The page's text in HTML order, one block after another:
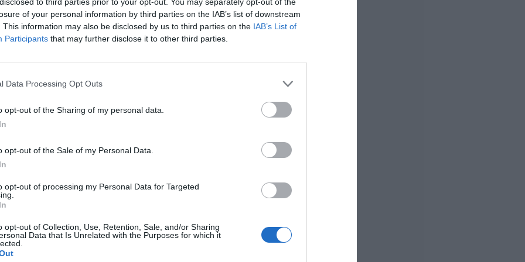
of your personal information by third parties on the IAB’s list of downstream
This information may also be disclosed by us to third parties on the IAB’s List of
Participants that may further disclose it to other third parties.
Data Processing Opt Outs
opt-out of the Sharing of my personal data.
opt-out of the Sale of my Personal Data.
opt-out of processing my Personal Data for Targeted
opt-out of Collection, Use, Retention, Sale, and/or Sharing
Data that Is Unrelated with the Purposes for which it
Talent Audiovisual
Valencianes-Sector Audiovisual, que
participació. La convocatòria ha
estudiants col·laboradors
iniciativa impulsada conjuntament amb
seuahuitena edició, tindrà lloc
del Campus de Gandia de la Universitat
cita elsdeu projectes seleccionats
d’un jurat integrat per professionals del
per la comissió organitzadora entre
criteris coml’originalitat, la qualitat
la viabilitat de les propostes .